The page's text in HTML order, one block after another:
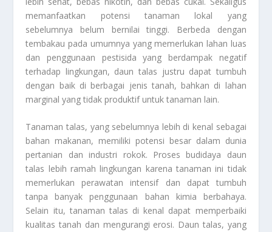
memanfaatkan potensi tanaman lokal yang
sebelumnya belum bernilai tinggi. Berbeda dengan
tembakau pada umumnya yang memerlukan lahan luas
dan penggunaan pestisida yang berdampak negatif
terhadap lingkungan, daun talas justru dapat tumbuh
dengan baik di berbagai jenis tanah, bahkan di lahan
marginal yang tidak produktif untuk tanaman lain.
Tanaman talas, yang sebelumnya lebih di kenal sebagai
bahan makanan, memiliki potensi besar dalam dunia
pertanian dan industri rokok. Proses budidaya daun
talas lebih ramah lingkungan karena tanaman ini tidak
memerlukan perawatan intensif dan dapat tumbuh
tanpa banyak penggunaan bahan kimia berbahaya.
Selain itu, tanaman talas di kenal dapat memperbaiki
kualitas tanah dan mengurangi erosi. Daun talas, yang